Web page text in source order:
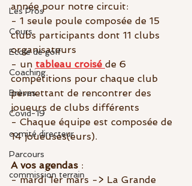
Les Pros
Cours
Ecole de golf
Coaching
Brèves
Covid-19
comité directeur
Parcours
commission terrain
année pour notre circuit:
- 1 seule poule composée de 15
clubs participants dont 11 clubs
organisateurs
- un tableau croisé de 6
compétitions pour chaque club
permettant de rencontrer des
joueurs de clubs différents
- Chaque équipe est composée de
14 joueuses(eurs).
A vos agendas :
- mardi 1er mars -> La Grande